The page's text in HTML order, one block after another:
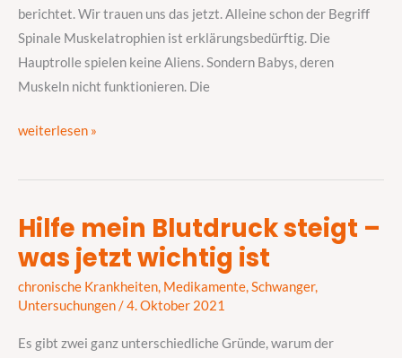
berichtet. Wir trauen uns das jetzt. Alleine schon der Begriff
Spinale Muskelatrophien ist erklärungsbedürftig. Die
Hauptrolle spielen keine Aliens. Sondern Babys, deren
Muskeln nicht funktionieren. Die
es
möglich
weiterlesen »
Hilfe mein Blutdruck steigt –
was jetzt wichtig ist
chronische Krankheiten, Medikamente,Schwanger,
Untersuchungen/4. Oktober 2021
Es gibt zwei ganz unterschiedliche Gründe, warum der
Hilfe
mein
Blutdruck
steigt
was